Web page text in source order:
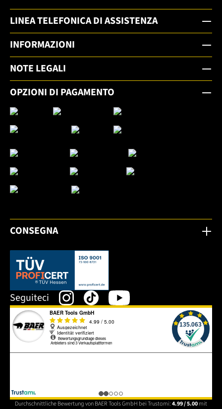
LINEA TELEFONICA DI ASSISTENZA
INFORMAZIONI
NOTE LEGALI
OPZIONI DI PAGAMENTO
CONSEGNA
Dieser Link öffnet sich in einem neuen Tab.
Seguiteci
Durchschnittliche Bewertung von BAER Tools GmbH bei Trustami:4.99 / 5.00mit